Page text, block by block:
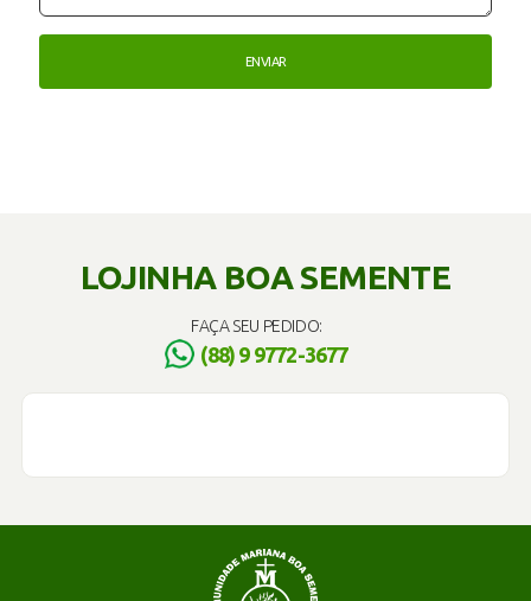
LOJINHA BOA SEMENTE
FAÇA SEU PEDIDO:
(88) 9 9772-3677